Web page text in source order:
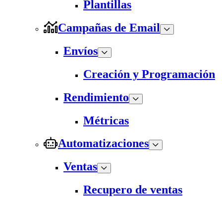
Plantillas
Campañas de Email
Envíos
Creación y Programación
Rendimiento
Métricas
Automatizaciones
Ventas
Recupero de ventas